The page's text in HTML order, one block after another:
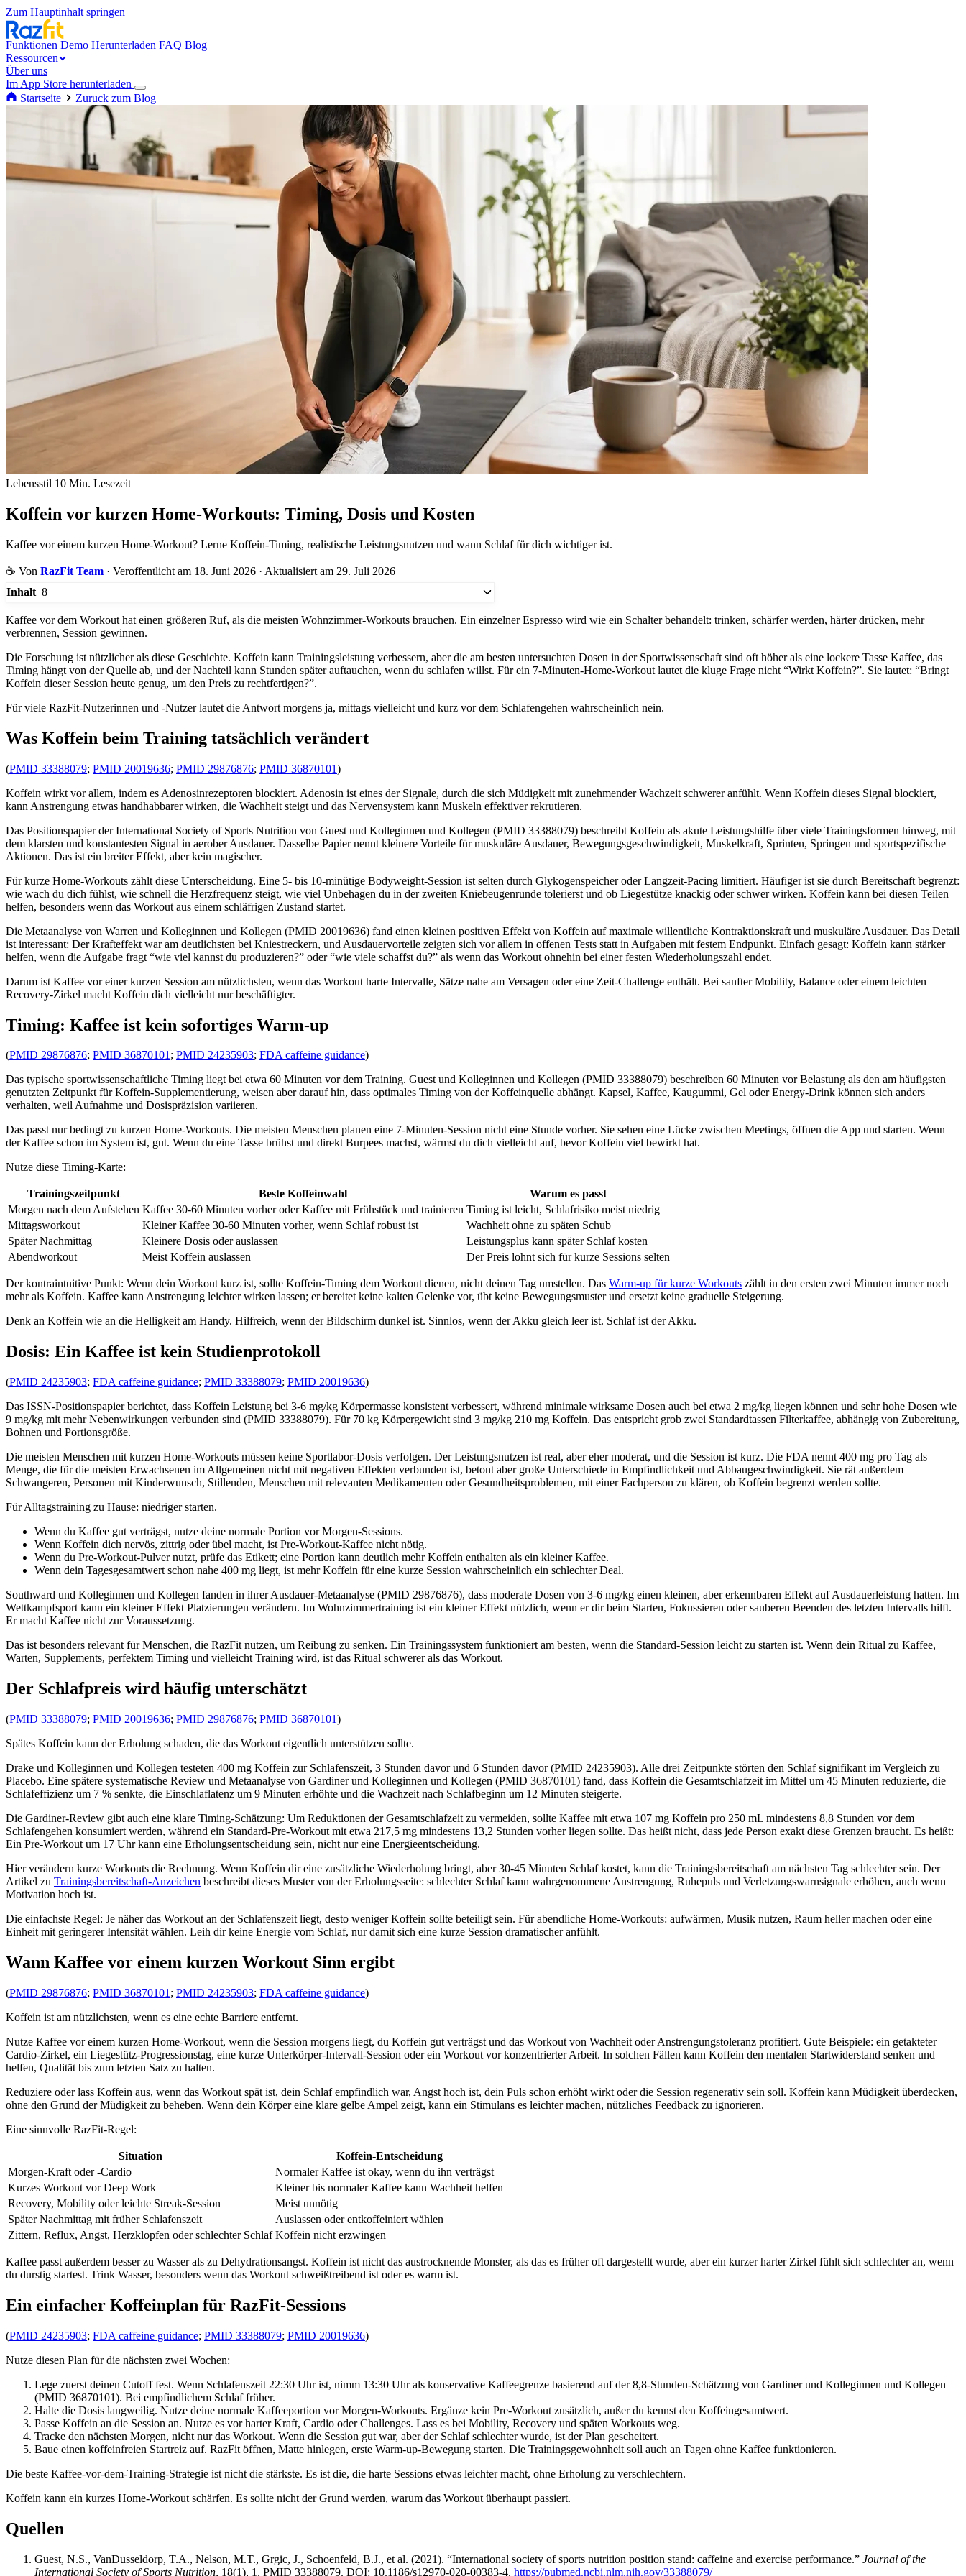
Zum Hauptinhalt springen
Funktionen Demo Herunterladen FAQ Blog
Ressourcen
Über uns
Im App Store herunterladen
Startseite
Zuruck zum Blog
Lebensstil 10 Min. Lesezeit
Koffein vor kurzen Home-Workouts: Timing, Dosis und Kosten
Kaffee vor einem kurzen Home-Workout? Lerne Koffein-Timing, realistische Leistungsnutzen und wann Schlaf für dich wichtiger ist.
☕ Von RazFit Team · Veroffentlicht am 18. Juni 2026 · Aktualisiert am 29. Juli 2026
Inhalt 8
Kaffee vor dem Workout hat einen größeren Ruf, als die meisten Wohnzimmer-Workouts brauchen. Ein einzelner Espresso wird wie ein Schalter behandelt: trinken, schärfer werden, härter drücken, mehr
verbrennen, Session gewinnen.
Die Forschung ist nützlicher als diese Geschichte. Koffein kann Trainingsleistung verbessern, aber die am besten untersuchten Dosen in der Sportwissenschaft sind oft höher als eine lockere Tasse Kaffee, das
Timing hängt von der Quelle ab, und der Nachteil kann Stunden später auftauchen, wenn du schlafen willst. Für ein 7-Minuten-Home-Workout lautet die kluge Frage nicht “Wirkt Koffein?”. Sie lautet: “Bringt
Koffein dieser Session heute genug, um den Preis zu rechtfertigen?”.
Für viele RazFit-Nutzerinnen und -Nutzer lautet die Antwort morgens ja, mittags vielleicht und kurz vor dem Schlafengehen wahrscheinlich nein.
Was Koffein beim Training tatsächlich verändert
(PMID 33388079; PMID 20019636; PMID 29876876; PMID 36870101)
Koffein wirkt vor allem, indem es Adenosinrezeptoren blockiert. Adenosin ist eines der Signale, durch die sich Müdigkeit mit zunehmender Wachzeit schwerer anfühlt. Wenn Koffein dieses Signal blockiert,
kann Anstrengung etwas handhabbarer wirken, die Wachheit steigt und das Nervensystem kann Muskeln effektiver rekrutieren.
Das Positionspapier der International Society of Sports Nutrition von Guest und Kolleginnen und Kollegen (PMID 33388079) beschreibt Koffein als akute Leistungshilfe über viele Trainingsformen hinweg, mit
dem klarsten und konstantesten Signal in aerober Ausdauer. Dasselbe Papier nennt kleinere Vorteile für muskuläre Ausdauer, Bewegungsgeschwindigkeit, Muskelkraft, Sprinten, Springen und sportspezifische
Aktionen. Das ist ein breiter Effekt, aber kein magischer.
Für kurze Home-Workouts zählt diese Unterscheidung. Eine 5- bis 10-minütige Bodyweight-Session ist selten durch Glykogenspeicher oder Langzeit-Pacing limitiert. Häufiger ist sie durch Bereitschaft begrenzt:
wie wach du dich fühlst, wie schnell die Herzfrequenz steigt, wie viel Unbehagen du in der zweiten Kniebeugenrunde tolerierst und ob Liegestütze knackig oder schwer wirken. Koffein kann bei diesen Teilen
helfen, besonders wenn das Workout aus einem schläfrigen Zustand startet.
Die Metaanalyse von Warren und Kolleginnen und Kollegen (PMID 20019636) fand einen kleinen positiven Effekt von Koffein auf maximale willentliche Kontraktionskraft und muskuläre Ausdauer. Das Detail
ist interessant: Der Krafteffekt war am deutlichsten bei Kniestreckern, und Ausdauervorteile zeigten sich vor allem in offenen Tests statt in Aufgaben mit festem Endpunkt. Einfach gesagt: Koffein kann stärker
helfen, wenn die Aufgabe fragt “wie viel kannst du produzieren?” oder “wie viele schaffst du?” als wenn das Workout ohnehin bei einer festen Wiederholungszahl endet.
Darum ist Kaffee vor einer kurzen Session am nützlichsten, wenn das Workout harte Intervalle, Sätze nahe am Versagen oder eine Zeit-Challenge enthält. Bei sanfter Mobility, Balance oder einem leichten
Recovery-Zirkel macht Koffein dich vielleicht nur beschäftigter.
Timing: Kaffee ist kein sofortiges Warm-up
(PMID 29876876; PMID 36870101; PMID 24235903; FDA caffeine guidance)
Das typische sportwissenschaftliche Timing liegt bei etwa 60 Minuten vor dem Training. Guest und Kolleginnen und Kollegen (PMID 33388079) beschreiben 60 Minuten vor Belastung als den am häufigsten
genutzten Zeitpunkt für Koffein-Supplementierung, weisen aber darauf hin, dass optimales Timing von der Koffeinquelle abhängt. Kapsel, Kaffee, Kaugummi, Gel oder Energy-Drink können sich anders
verhalten, weil Aufnahme und Dosispräzision variieren.
Das passt nur bedingt zu kurzen Home-Workouts. Die meisten Menschen planen eine 7-Minuten-Session nicht eine Stunde vorher. Sie sehen eine Lücke zwischen Meetings, öffnen die App und starten. Wenn
der Kaffee schon im System ist, gut. Wenn du eine Tasse brühst und direkt Burpees machst, wärmst du dich vielleicht auf, bevor Koffein viel bewirkt hat.
Nutze diese Timing-Karte:
Trainingszeitpunkt Beste Koffeinwahl
Warum es passt
Morgen nach dem Aufstehen Kaffee 30-60 Minuten vorher oder Kaffee mit Frühstück und trainieren Timing ist leicht, Schlafrisiko meist niedrig
Mittagsworkout
Kleiner Kaffee 30-60 Minuten vorher, wenn Schlaf robust ist
Wachheit ohne zu späten Schub
Später Nachmittag
Kleinere Dosis oder auslassen
Leistungsplus kann später Schlaf kosten
Abendworkout
Meist Koffein auslassen Der Preis lohnt sich für kurze Sessions selten
Der kontraintuitive Punkt: Wenn dein Workout kurz ist, sollte Koffein-Timing dem Workout dienen, nicht deinen Tag umstellen. Das Warm-up für kurze Workouts zählt in den ersten zwei Minuten immer noch
mehr als Koffein. Kaffee kann Anstrengung leichter wirken lassen; er bereitet keine kalten Gelenke vor, übt keine Bewegungsmuster und ersetzt keine graduelle Steigerung.
Denk an Koffein wie an die Helligkeit am Handy. Hilfreich, wenn der Bildschirm dunkel ist. Sinnlos, wenn der Akku gleich leer ist. Schlaf ist der Akku.
Dosis: Ein Kaffee ist kein Studienprotokoll
(PMID 24235903; FDA caffeine guidance; PMID 33388079; PMID 20019636)
Das ISSN-Positionspapier berichtet, dass Koffein Leistung bei 3-6 mg/kg Körpermasse konsistent verbessert, während minimale wirksame Dosen auch bei etwa 2 mg/kg liegen können und sehr hohe Dosen wie
9 mg/kg mit mehr Nebenwirkungen verbunden sind (PMID 33388079). Für 70 kg Körpergewicht sind 3 mg/kg 210 mg Koffein. Das entspricht grob zwei Standardtassen Filterkaffee, abhängig von Zubereitung,
Bohnen und Portionsgröße.
Die meisten Menschen mit kurzen Home-Workouts müssen keine Sportlabor-Dosis verfolgen. Der Leistungsnutzen ist real, aber eher moderat, und die Session ist kurz. Die FDA nennt 400 mg pro Tag als
Menge, die für die meisten Erwachsenen im Allgemeinen nicht mit negativen Effekten verbunden ist, betont aber große Unterschiede in Empfindlichkeit und Abbaugeschwindigkeit. Sie rät außerdem
Schwangeren, Personen mit Kinderwunsch, Stillenden, Menschen mit relevanten Medikamenten oder Gesundheitsproblemen, mit einer Fachperson zu klären, ob Koffein begrenzt werden sollte.
Für Alltagstraining zu Hause: niedriger starten.
Wenn du Kaffee gut verträgst, nutze deine normale Portion vor Morgen-Sessions.
Wenn Koffein dich nervös, zittrig oder übel macht, ist Pre-Workout-Kaffee nicht nötig.
Wenn du Pre-Workout-Pulver nutzt, prüfe das Etikett; eine Portion kann deutlich mehr Koffein enthalten als ein kleiner Kaffee.
Wenn dein Tagesgesamtwert schon nahe 400 mg liegt, ist mehr Koffein für eine kurze Session wahrscheinlich ein schlechter Deal.
Southward und Kolleginnen und Kollegen fanden in ihrer Ausdauer-Metaanalyse (PMID 29876876), dass moderate Dosen von 3-6 mg/kg einen kleinen, aber erkennbaren Effekt auf Ausdauerleistung hatten. Im
Wettkampfsport kann ein kleiner Effekt Platzierungen verändern. Im Wohnzimmertraining ist ein kleiner Effekt nützlich, wenn er dir beim Starten, Fokussieren oder sauberen Beenden des letzten Intervalls hilft.
Er macht Kaffee nicht zur Voraussetzung.
Das ist besonders relevant für Menschen, die RazFit nutzen, um Reibung zu senken. Ein Trainingssystem funktioniert am besten, wenn die Standard-Session leicht zu starten ist. Wenn dein Ritual zu Kaffee,
Warten, Supplements, perfektem Timing und vielleicht Training wird, ist das Ritual schwerer als das Workout.
Der Schlafpreis wird häufig unterschätzt
(PMID 33388079; PMID 20019636; PMID 29876876; PMID 36870101)
Spätes Koffein kann der Erholung schaden, die das Workout eigentlich unterstützen sollte.
Drake und Kolleginnen und Kollegen testeten 400 mg Koffein zur Schlafenszeit, 3 Stunden davor und 6 Stunden davor (PMID 24235903). Alle drei Zeitpunkte störten den Schlaf signifikant im Vergleich zu
Placebo. Eine spätere systematische Review und Metaanalyse von Gardiner und Kolleginnen und Kollegen (PMID 36870101) fand, dass Koffein die Gesamtschlafzeit im Mittel um 45 Minuten reduzierte, die
Schlafeffizienz um 7 % senkte, die Einschlaflatenz um 9 Minuten erhöhte und die Wachzeit nach Schlafbeginn um 12 Minuten steigerte.
Die Gardiner-Review gibt auch eine klare Timing-Schätzung: Um Reduktionen der Gesamtschlafzeit zu vermeiden, sollte Kaffee mit etwa 107 mg Koffein pro 250 mL mindestens 8,8 Stunden vor dem
Schlafengehen konsumiert werden, während ein Standard-Pre-Workout mit etwa 217,5 mg mindestens 13,2 Stunden vorher liegen sollte. Das heißt nicht, dass jede Person exakt diese Grenzen braucht. Es heißt:
Ein Pre-Workout um 17 Uhr kann eine Erholungsentscheidung sein, nicht nur eine Energieentscheidung.
Hier verändern kurze Workouts die Rechnung. Wenn Koffein dir eine zusätzliche Wiederholung bringt, aber 30-45 Minuten Schlaf kostet, kann die Trainingsbereitschaft am nächsten Tag schlechter sein. Der
Artikel zu Trainingsbereitschaft-Anzeichen beschreibt dieses Muster von der Erholungsseite: schlechter Schlaf kann wahrgenommene Anstrengung, Ruhepuls und Verletzungswarnsignale erhöhen, auch wenn
Motivation hoch ist.
Die einfachste Regel: Je näher das Workout an der Schlafenszeit liegt, desto weniger Koffein sollte beteiligt sein. Für abendliche Home-Workouts: aufwärmen, Musik nutzen, Raum heller machen oder eine
Einheit mit geringerer Intensität wählen. Leih dir keine Energie vom Schlaf, nur damit sich eine kurze Session dramatischer anfühlt.
Wann Kaffee vor einem kurzen Workout Sinn ergibt
(PMID 29876876; PMID 36870101 ; PMID 24235903; FDA caffeine guidance)
Koffein ist am nützlichsten, wenn es eine echte Barriere entfernt.
Nutze Kaffee vor einem kurzen Home-Workout, wenn die Session morgens liegt, du Koffein gut verträgst und das Workout von Wachheit oder Anstrengungstoleranz profitiert. Gute Beispiele: ein getakteter
Cardio-Zirkel, ein Liegestütz-Progressionstag, eine kurze Unterkörper-Intervall-Session oder ein Workout vor konzentrierter Arbeit. In solchen Fällen kann Koffein den mentalen Startwiderstand senken und
helfen, Qualität bis zum letzten Satz zu halten.
Reduziere oder lass Koffein aus, wenn das Workout spät ist, dein Schlaf empfindlich war, Angst hoch ist, dein Puls schon erhöht wirkt oder die Session regenerativ sein soll. Koffein kann Müdigkeit überdecken,
ohne den Grund der Müdigkeit zu beheben. Wenn dein Körper eine klare gelbe Ampel zeigt, kann ein Stimulans es leichter machen, nützliches Feedback zu ignorieren.
Eine sinnvolle RazFit-Regel:
Situation
Koffein-Entscheidung
Morgen-Kraft oder -Cardio
Normaler Kaffee ist okay, wenn du ihn verträgst
Kurzes Workout vor Deep Work
Kleiner bis normaler Kaffee kann Wachheit helfen
Recovery, Mobility oder leichte Streak-Session
Meist unnötig
Später Nachmittag mit früher Schlafenszeit
Auslassen oder entkoffeiniert wählen
Zittern, Reflux, Angst, Herzklopfen oder schlechter Schlaf Koffein nicht erzwingen
Kaffee passt außerdem besser zu Wasser als zu Dehydrationsangst. Koffein ist nicht das austrocknende Monster, als das es früher oft dargestellt wurde, aber ein kurzer harter Zirkel fühlt sich schlechter an, wenn
du durstig startest. Trink Wasser, besonders wenn das Workout schweißtreibend ist oder es warm ist.
Ein einfacher Koffeinplan für RazFit-Sessions
(PMID 24235903; FDA caffeine guidance; PMID 33388079; PMID 20019636)
Nutze diesen Plan für die nächsten zwei Wochen:
Lege zuerst deinen Cutoff fest. Wenn Schlafenszeit 22:30 Uhr ist, nimm 13:30 Uhr als konservative Kaffeegrenze basierend auf der 8,8-Stunden-Schätzung von Gardiner und Kolleginnen und Kollegen
(PMID 36870101). Bei empfindlichem Schlaf früher.
Halte die Dosis langweilig. Nutze deine normale Kaffeeportion vor Morgen-Workouts. Ergänze kein Pre-Workout zusätzlich, außer du kennst den Koffeingesamtwert.
Passe Koffein an die Session an. Nutze es vor harter Kraft, Cardio oder Challenges. Lass es bei Mobility, Recovery und späten Workouts weg.
Tracke den nächsten Morgen, nicht nur das Workout. Wenn die Session gut war, aber der Schlaf schlechter wurde, ist der Plan gescheitert.
Baue einen koffeinfreien Startreiz auf. RazFit öffnen, Matte hinlegen, erste Warm-up-Bewegung starten. Die Trainingsgewohnheit soll auch an Tagen ohne Kaffee funktionieren.
Die beste Kaffee-vor-dem-Training-Strategie ist nicht die stärkste. Es ist die, die harte Sessions etwas leichter macht, ohne Erholung zu verschlechtern.
Koffein kann ein kurzes Home-Workout schärfen. Es sollte nicht der Grund werden, warum das Workout überhaupt passiert.
Quellen
Guest, N.S., VanDusseldorp, T.A., Nelson, M.T., Grgic, J., Schoenfeld, B.J., et al. (2021). “International society of sports nutrition position stand: caffeine and exercise performance.” Journal of the
International Society of Sports Nutrition, 18(1), 1. PMID 33388079. DOI: 10.1186/s12970-020-00383-4. https://pubmed.ncbi.nlm.nih.gov/33388079/